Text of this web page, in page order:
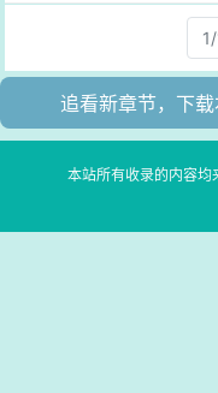
加更！
追看新章节，下
本站所有收录的内容均